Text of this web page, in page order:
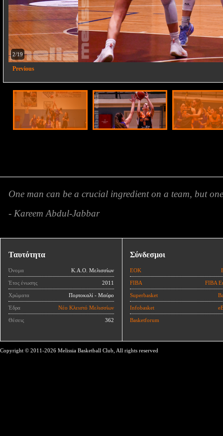
2/19
Previous
One man can be a crucial ingredient on a team, but
- Kareem Abdul-Jabbar
Ταυτότητα
Όνομα Κ.Α.Ο. Μελισσίων
Έτος ένωσης 2011
Χρώματα Πορτοκαλί - Μαύρο
Έδρα Νέο Κλειστό Μελισσίων
Θέσεις 362
Σύνδεσμοι
ΕΟΚ
FIBA FIBA
Superbasket
Infobasket
Basketforum
Copyright © 2011-2026 Melissia Basketball Club, All rights reserved